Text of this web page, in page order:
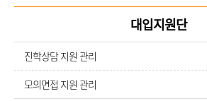
대입지원단
진학상담 지원 관리
모의면접 지원 관리